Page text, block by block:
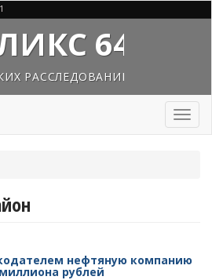
64
РАССЛЕДОВАНИЙ
Toggle
нефтяную компанию
рублей